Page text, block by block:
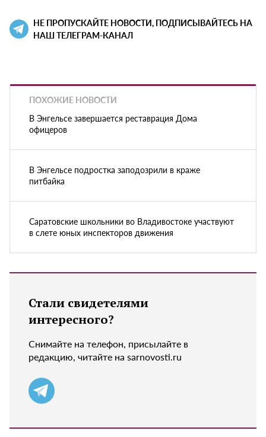
НЕ ПРОПУСКАЙТЕ НОВОСТИ, ПОДПИСЫВАЙТЕСЬ НА
НАШ ТЕЛЕГРАМ-КАНАЛ
ПОХОЖИЕ НОВОСТИ
В Энгельсе завершается реставрация Дома
офицеров
В Энгельсе подростка заподозрили в краже
питбайка
Саратовские школьники во Владивостоке участвуют
в слете юных инспекторов движения
Стали свидетелями
интересного?
Снимайте на телефон, присылайте в
редакцию, читайте на sarnovosti.ru